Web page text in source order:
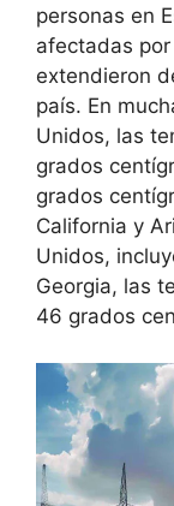
personas en
afectadas
extendieron
país. En
Unidos, las
grados
grados
California y
Unidos,
Georgia, las
46 grados